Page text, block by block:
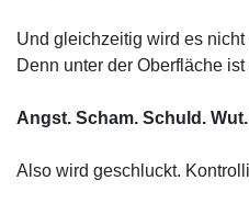
Und gleichzeitig wird es nicht
Denn unter der Oberfläche ist
Angst. Scham. Schuld.
Also wird geschluckt.